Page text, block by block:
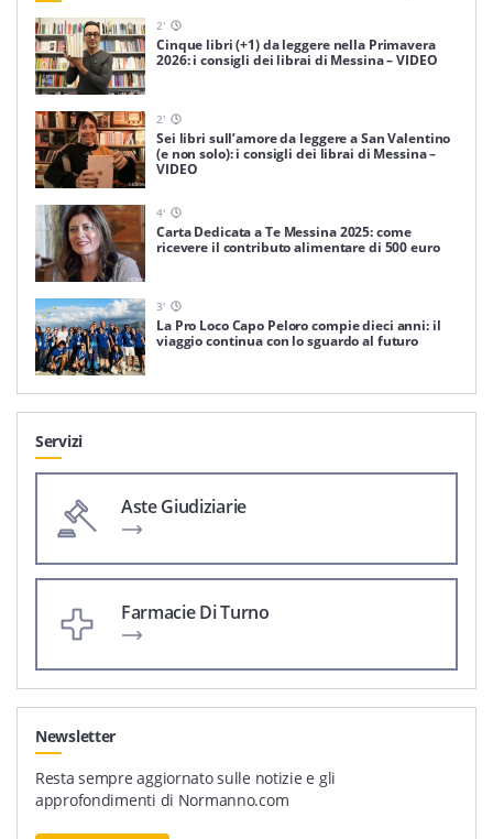
2'
Cinque libri (+1) da leggere nella Primavera
2026: i consigli dei librai di Messina – VIDEO
2'
Sei libri sull’amore da leggere a San Valentino
(e non solo): i consigli dei librai di Messina –
VIDEO
4'
Carta Dedicata a Te Messina 2025: come
ricevere il contributo alimentare di 500 euro
3'
La Pro Loco Capo Peloro compie dieci anni: il
viaggio continua con lo sguardo al futuro
Servizi
Aste Giudiziarie
Farmacie Di Turno
Newsletter
Resta sempre aggiornato sulle notizie e gli
approfondimenti di Normanno.com